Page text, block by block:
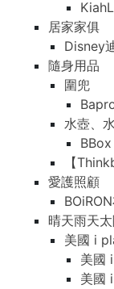
居家家俱
Disney
隨身用品
圍兜
水壺、
【
愛護照顧
晴天雨天
美國 i
美國
美國